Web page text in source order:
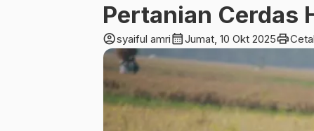
Pertanian Cerdas
account_circlesyaiful amricalendar_monthJumat, 10 Okt 2025print